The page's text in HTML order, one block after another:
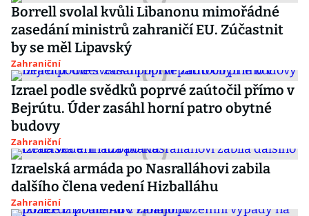
Borrell svolal kvůli Libanonu mimořádné
zasedání ministrů zahraničí EU. Zúčastnit
by se měl Lipavský
Zahraniční
Izrael podle svědků poprvé zaútočil přímo v
Bejrútu. Úder zasáhl horní patro obytné
budovy
Zahraniční
Izraelská armáda po Nasralláhovi zabila
dalšího člena vedení Hizballáhu
Zahraniční